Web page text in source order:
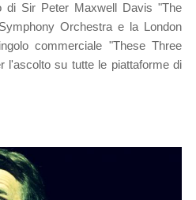
di Sir Peter Maxwell Davis "The
Orchestra e la London
commerciale "These Three
l'ascolto su tutte le piattaforme di